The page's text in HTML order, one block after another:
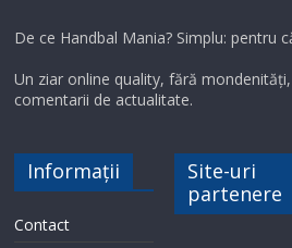
De ce Handbal Mania? Simplu: pentru
Un ziar online quality, fără
comentarii de actualitate.
Informații
Contact
Site-uri
partenere